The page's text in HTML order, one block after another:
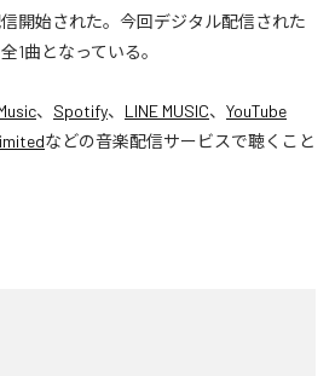
信開始された。今回デジタル配信された
1曲となっている。
、 Spotify、 LINE MUSIC、 YouTube
などの音楽配信サービスで聴くこと